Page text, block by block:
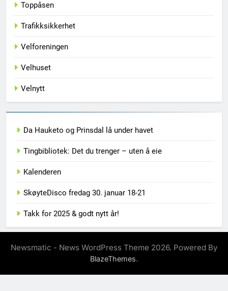
Toppåsen
Trafikksikkerhet
Velforeningen
Velhuset
Velnytt
Da Hauketo og Prinsdal lå under havet
Tingbibliotek: Det du trenger – uten å eie
Kalenderen
SkøyteDisco fredag 30. januar 18-21
Takk for 2025 & godt nytt år!
Newsmatic - News WordPress Theme 2026. Powered By
BlazeThemes.